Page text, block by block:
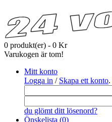
0 produkt(er) - 0 Kr
Varukogen är tom!
Mitt konto
Logga in / Skapa ett konto.
du glömt ditt lösenord?
Önskelista (0)